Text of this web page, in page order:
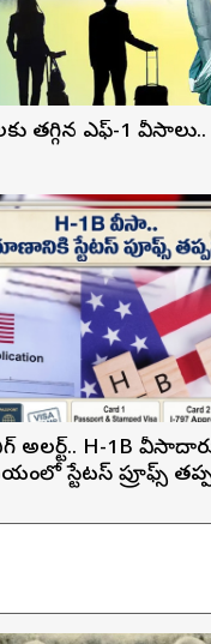
తగ్గిన ఎఫ్-1
అలర్ట్.. H-1B
స్టేటస్ ప్రూఫ్స్